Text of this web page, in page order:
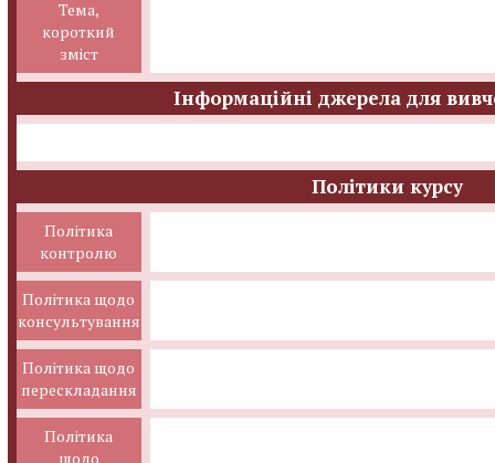
Тема,
короткий
зміст
Інформаційні джерела для
Політики курсу
Політика
контролю
Політика щодо
консультування
Політика щодо
перескладання
Політика
щодо